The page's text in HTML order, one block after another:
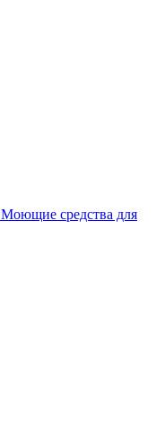
Моющие средства для